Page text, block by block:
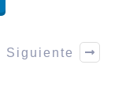
Siguiente